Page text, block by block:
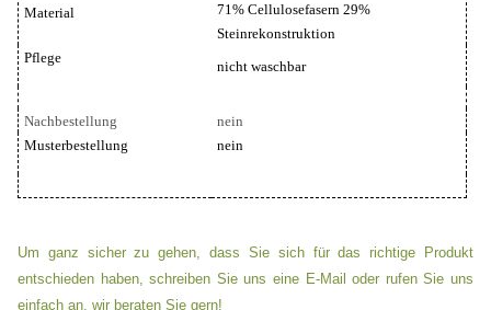
Material
71% Cellulosefasern 29%
Steinrekonstruktion
Pflege
nicht waschbar
Nachbestellung
nein
Musterbestellung
nein
Um ganz sicher zu gehen, dass Sie sich für das richtige Produkt
entschieden haben, schreiben Sie uns eine E-Mail oder rufen Sie uns
einfach an, wir beraten Sie gern!